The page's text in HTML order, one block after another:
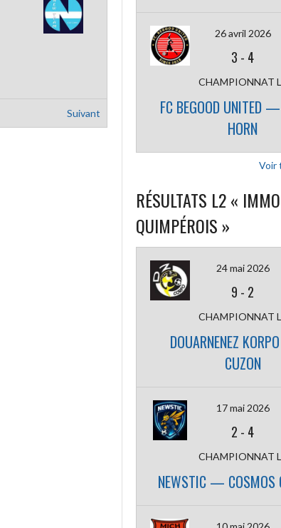
Suivant
26 avril 2026
3 - 4
CHAMPIONNAT
FC BEGOOD UNITED
HORN
Voir
RÉSULTATS L2 «
QUIMPÉROIS »
24 mai 2026
9 - 2
CHAMPIONNAT
DOUARNENEZ
CUZON
17 mai 2026
2 - 4
CHAMPIONNAT
NEWSTIC — COSMOS